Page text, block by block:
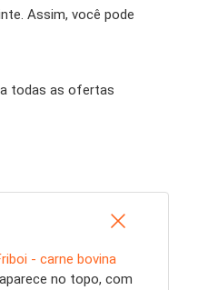
Assim, você pode
todas as ofertas
- carne bovina
no topo, com